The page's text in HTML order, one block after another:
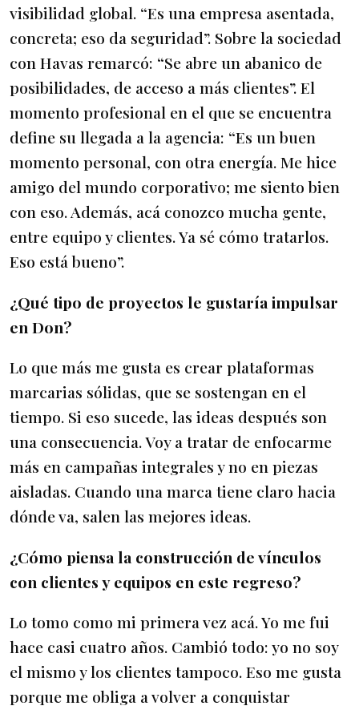
visibilidad global. “Es una empresa asentada,
concreta; eso da seguridad”. Sobre la sociedad
con Havas remarcó: “Se abre un abanico de
posibilidades, de acceso a más clientes”. El
momento profesional en el que se encuentra
define su llegada a la agencia: “Es un buen
momento personal, con otra energía. Me hice
amigo del mundo corporativo; me siento bien
con eso. Además, acá conozco mucha gente,
entre equipo y clientes. Ya sé cómo tratarlos.
Eso está bueno”.
¿Qué tipo de proyectos le gustaría impulsar
en Don?
Lo que más me gusta es crear plataformas
marcarias sólidas, que se sostengan en el
tiempo. Si eso sucede, las ideas después son
una consecuencia. Voy a tratar de enfocarme
más en campañas integrales y no en piezas
aisladas. Cuando una marca tiene claro hacia
dónde va, salen las mejores ideas.
¿Cómo piensa la construcción de vínculos
con clientes y equipos en este regreso?
Lo tomo como mi primera vez acá. Yo me fui
hace casi cuatro años. Cambió todo: yo no soy
el mismo y los clientes tampoco. Eso me gusta
porque me obliga a volver a conquistar